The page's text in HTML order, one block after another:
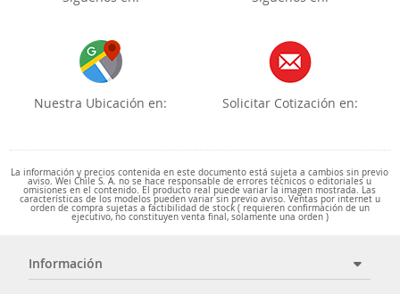
Nuestra Ubicación en: Solicitar Cotización en:
La información y precios contenida en este documento está sujeta a cambios sin previo
aviso. Wei Chile S. A. no se hace responsable de errores técnicos o editoriales u
omisiones en el contenido. El producto real puede variar la imagen mostrada. Las
características de los modelos pueden variar sin previo aviso. Ventas por internet u
orden de compra sujetas a factibilidad de stock ( requieren confirmación de un
ejecutivo, no constituyen venta final, solamente una orden )
Información